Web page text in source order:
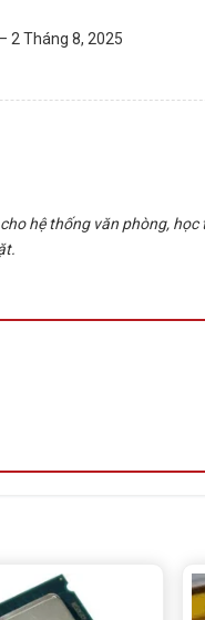
– 2 Tháng 8, 2025
hệ thống văn phòng,